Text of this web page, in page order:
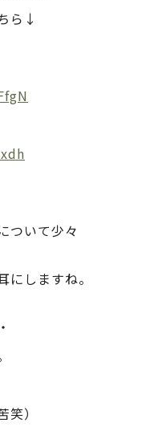
ら↓
ついて少々
しますね。
）